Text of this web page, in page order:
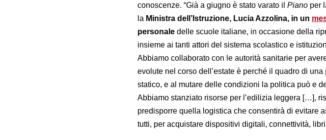
conoscenze. “Già a giugno è stato varato il Piano per
la Ministra dell’Istruzione, Lucia Azzolina, in un
personale delle scuole italiane, in occasione della
insieme ai tanti attori del sistema scolastico e
Abbiamo collaborato con le autorità sanitarie per
evolute nel corso dell’estate è perché il quadro di
statico, e al mutare delle condizioni la politica può e
Abbiamo stanziato risorse per l’edilizia leggera […],
predisporre quella logistica che consentirà di evitare
tutti, per acquistare dispositivi digitali, connettività,